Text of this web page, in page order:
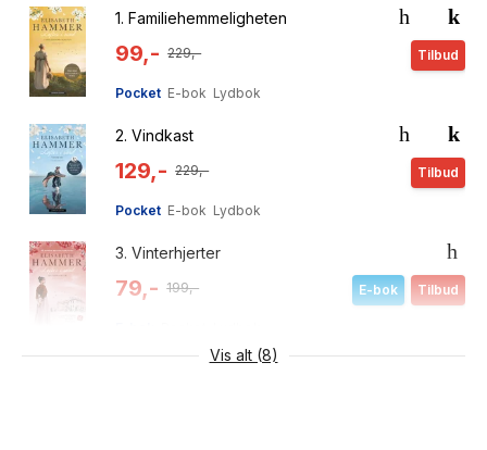
1. Familiehemmeligheten
99,- 229,- Tilbud
Pocket E-bok Lydbok
2. Vindkast
129,- 229,- Tilbud
Pocket E-bok Lydbok
3. Vinterhjerter
79,- 199,- E-bok Tilbud
Vis alt (8)